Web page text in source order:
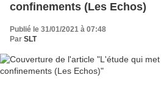
confinements (Les Echos)
Publié le 31/01/2021 à 07:48
Par SLT